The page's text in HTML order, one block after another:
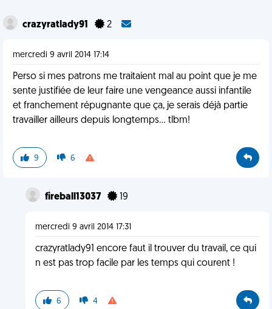
crazyratlady91 2
mercredi 9 avril 2014 17:14
Perso si mes patrons me traitaient mal au point que je me
sente justifiée de leur faire une vengeance aussi infantile
et franchement répugnante que ça, je serais déjà partie
travailler ailleurs depuis longtemps... tlbm!
9 6
fireball13037 19
mercredi 9 avril 2014 17:31
crazyratlady91 encore faut il trouver du travail, ce qui
n est pas trop facile par les temps qui courent !
6 4